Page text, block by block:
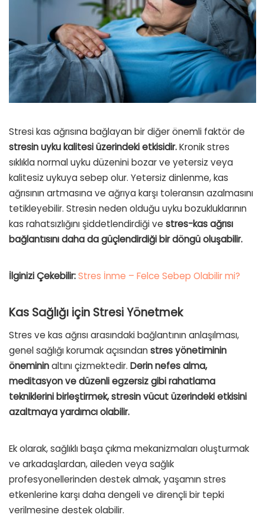
Stresi kas ağrısına bağlayan bir diğer önemli faktör de
stresin uyku kalitesi üzerindeki etkisidir.Kronik stres
sıklıkla normal uyku düzenini bozar ve yetersiz veya
kalitesiz uykuya sebep olur. Yetersiz dinlenme, kas
ağrısının artmasına ve ağrıya karşı toleransın azalmasını
tetikleyebilir. Stresin neden olduğu uyku bozukluklarının
kas rahatsızlığını şiddetlendirdiği ve stres-kas ağrısı
bağlantısını daha da güçlendirdiği bir döngü oluşabilir.
İlginizi Çekebilir:Stres İnme – Felce Sebep Olabilir mi?
Kas Sağlığı için Stresi Yönetmek
Stres ve kas ağrısı arasındaki bağlantının anlaşılması,
genel sağlığı korumak açısından stres yönetiminin
önemininaltını çizmektedir. Derin nefes alma,
meditasyon ve düzenli egzersiz gibi rahatlama
tekniklerini birleştirmek, stresin vücut üzerindeki etkisini
azaltmaya yardımcı olabilir.
Ek olarak, sağlıklı başa çıkma mekanizmaları oluşturmak
ve arkadaşlardan, aileden veya sağlık
profesyonellerinden destek almak, yaşamın stres
etkenlerine karşı daha dengeli ve dirençli bir tepki
verilmesine destek olabilir.